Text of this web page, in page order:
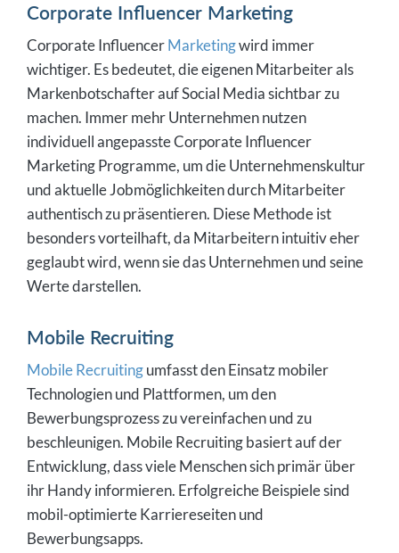
Corporate Influencer Marketing
Corporate InfluencerMarketingwird immer
wichtiger. Es bedeutet, die eigenen Mitarbeiter als
Markenbotschafter auf Social Media sichtbar zu
machen. Immer mehr Unternehmen nutzen
individuell angepasste Corporate Influencer
Marketing Programme, um die Unternehmenskultur
und aktuelle Jobmöglichkeiten durch Mitarbeiter
authentisch zu präsentieren. Diese Methode ist
besonders vorteilhaft, da Mitarbeitern intuitiv eher
geglaubt wird, wenn sie das Unternehmen und seine
Werte darstellen.
Mobile Recruiting
Mobile Recruitingumfasst den Einsatz mobiler
Technologien und Plattformen, um den
Bewerbungsprozess zu vereinfachen und zu
beschleunigen. Mobile Recruiting basiert auf der
Entwicklung, dass viele Menschen sich primär über
ihr Handy informieren. Erfolgreiche Beispiele sind
mobil-optimierte Karriereseiten und
Bewerbungsapps.